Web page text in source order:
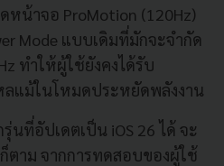
หน้าจอ ProMotion (120Hz)
Mode แบบเดิมที่มักจะจำกัด
ทำให้ผู้ใช้ยังคงได้รับ
แม้ในโหมดประหยัดพลังงาน
นที่อัปเดตเป็น iOS 26 ได้ จะ
ตาม จากการทดสอบของผู้ใช้